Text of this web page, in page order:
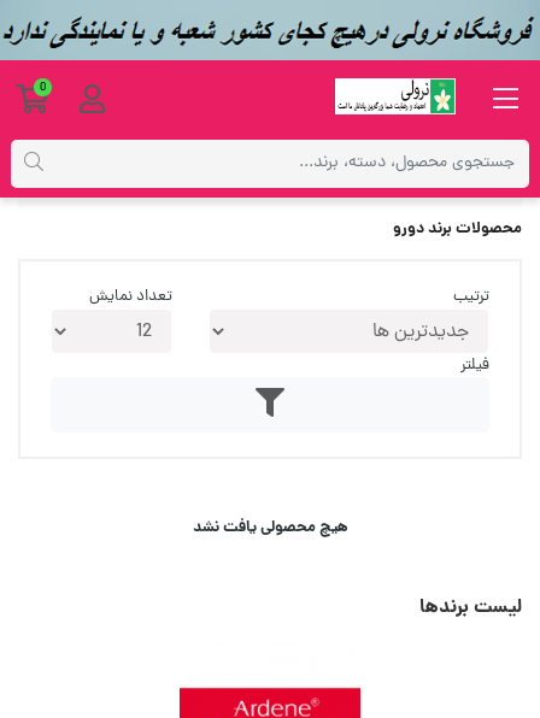
محصولات برند دورو
ترتیب تعداد نمایش
فیلتر
هیچ محصولی یافت نشد
لیست برندها
0